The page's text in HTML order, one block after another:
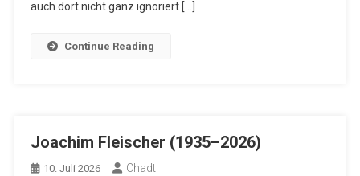
auch dort nicht ganz ignoriert […]
Continue Reading
Joachim Fleischer (1935–2026)
10. Juli 2026 Chadt